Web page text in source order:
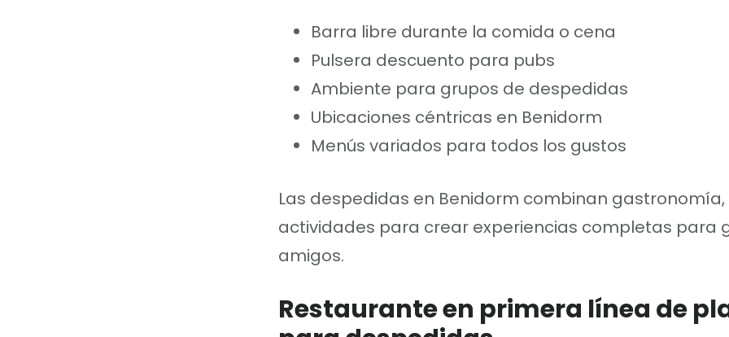
Barra libre durante la comida o cena
Pulsera descuento para pubs
Ambiente para grupos de despedidas
Ubicaciones céntricas en Benidorm
Menús variados para todos los gustos
Las despedidas en Benidorm combinan
actividades para crear experiencias completas para
amigos.
Restaurante en primera línea de